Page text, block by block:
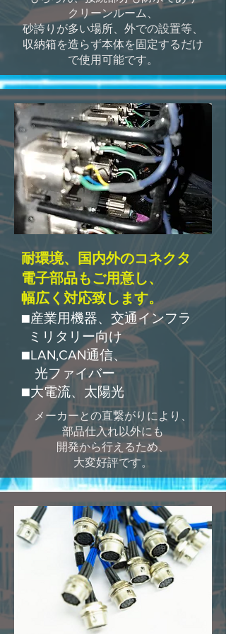
クリーンルーム、
砂誇りが多い場所、外での設置等、
収納箱を造らず本体を固定するだけ
で使用可能です。
耐環境、国内外のコネクタ
電子部品もご用意し、
幅広く対応致します。
■産業用機器、交通インフラ
ミリタリー向け
■LAN,CAN通信、
光ファイバー
​■大電流、太陽光
メーカーとの直繋がりにより、
部品仕入れ以外にも
​開発から行えるため、
大変好評です。